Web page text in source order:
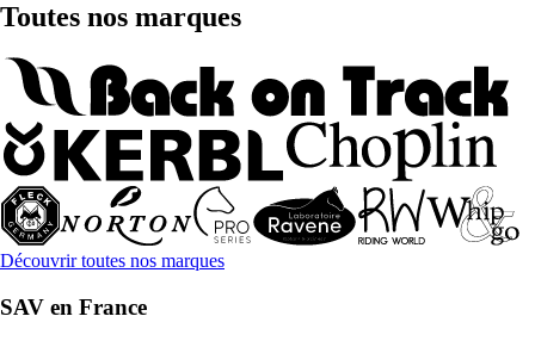
Toutes nos marques
Découvrir toutes nos marques
SAV en France